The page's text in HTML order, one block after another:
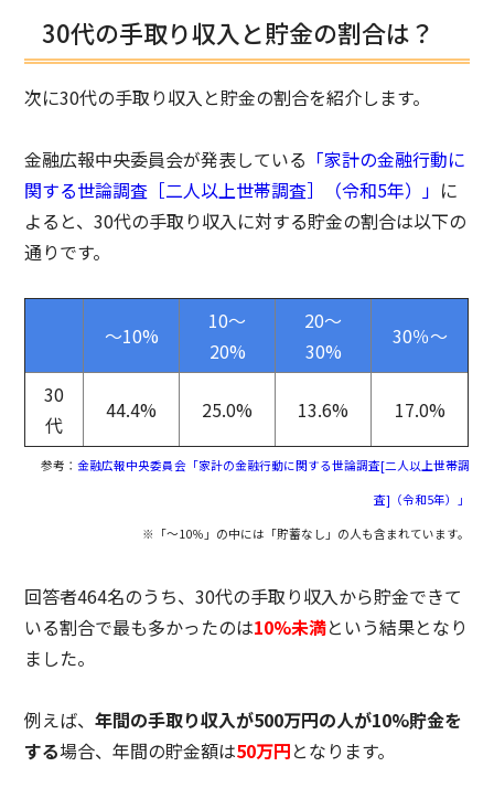
30代の手取り収入と貯金の割合は？
次に30代の手取り収入と貯金の割合を紹介します。
金融広報中央委員会が発表している 「家計の金融行動に
関する世論調査［二人以上世帯調査］（令和5年）」 に
よると、30代の手取り収入に対する貯金の割合は以下の
通りです。
～10%
10～
20%
20～
30%
30％～
30
代
44.4% 25.0% 13.6% 17.0%
参考： 金融広報中央委員会「家計の金融行動に関する世論調査[二人以上世帯調
査]（令和5年）」
※「～10％」の中には「貯蓄なし」の人も含まれています。
回答者464名のうち、30代の手取り収入から貯金できて
いる割合で最も多かったのは10%未満という結果となり
ました。
例えば、年間の手取り収入が500万円の人が10%貯金を
する場合、年間の貯金額は50万円となります。